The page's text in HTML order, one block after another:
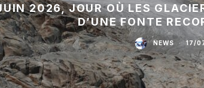
2026, JOUR OÙ LES
D’UNE FONTE
NEWS · 17/